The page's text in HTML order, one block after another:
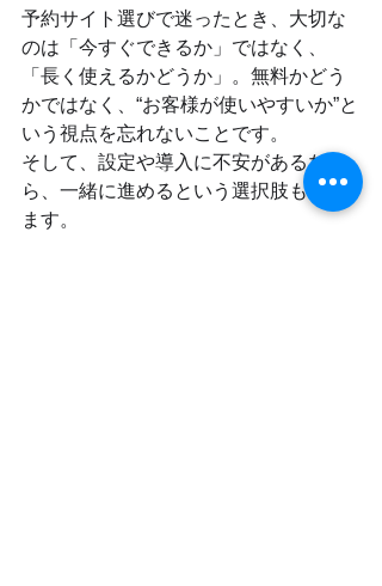
予約サイト選びで迷ったとき、大切な
のは「今すぐできるか」ではなく、
「長く使えるかどうか」。無料かどう
かではなく、“お客様が使いやすいか”と
いう視点を忘れないことです。
そして、設定や導入に不安があるな
ら、一緒に進めるという選択肢もあり
ます。